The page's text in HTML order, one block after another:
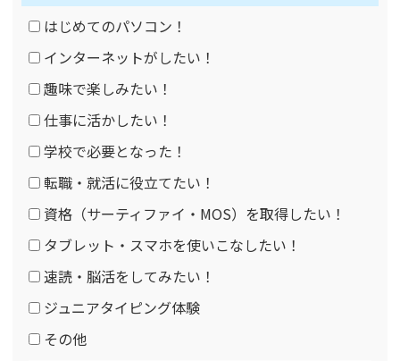
はじめてのパソコン！
インターネットがしたい！
趣味で楽しみたい！
仕事に活かしたい！
学校で必要となった！
転職・就活に役立てたい！
資格（サーティファイ・MOS）を取得したい！
タブレット・スマホを使いこなしたい！
速読・脳活をしてみたい！
ジュニアタイピング体験
その他